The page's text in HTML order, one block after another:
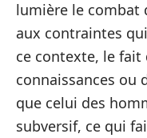
lumière le combat
aux contraintes
ce contexte, le fait
connaissances ou
que celui des
subversif, ce qui